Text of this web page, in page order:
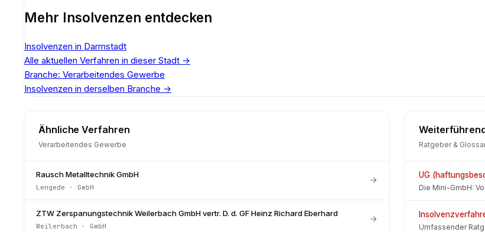
Mehr Insolvenzen entdecken
Insolvenzen in Darmstadt
Alle aktuellen Verfahren in dieser Stadt →
Branche: Verarbeitendes Gewerbe
Insolvenzen in derselben Branche →
Ähnliche Verfahren
Verarbeitendes Gewerbe
Rausch Metalltechnik GmbH
Lengede · GmbH
ZTW Zerspanungstechnik Weilerbach GmbH vertr. D. d. GF Heinz Richard Eberhard
Weilerbach · GmbH
Ratgeber &
UG
Die Mini-GmbH:
Umfassender